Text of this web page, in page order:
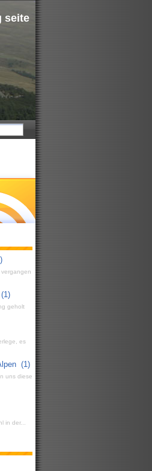
seite
(1)
geholt
es
(1)
uns diese
in der...